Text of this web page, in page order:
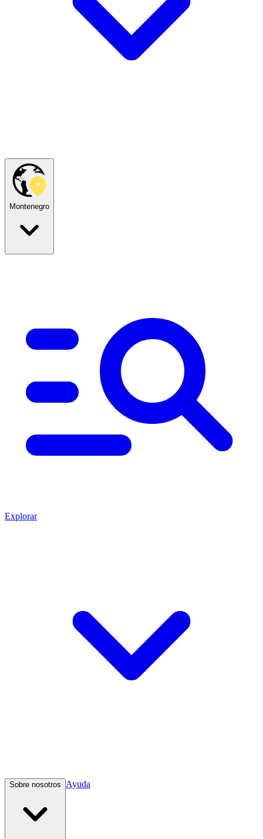
Montenegro
Explorar
Sobre nosotros Ayuda